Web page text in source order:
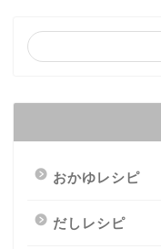
おかゆレシピ
だしレシピ